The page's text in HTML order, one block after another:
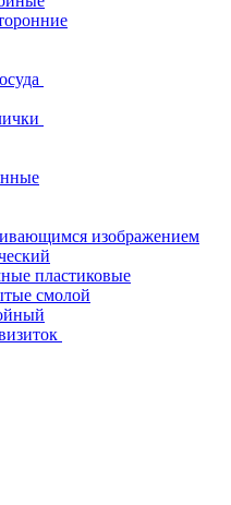
изображением
пластиковые
смолой